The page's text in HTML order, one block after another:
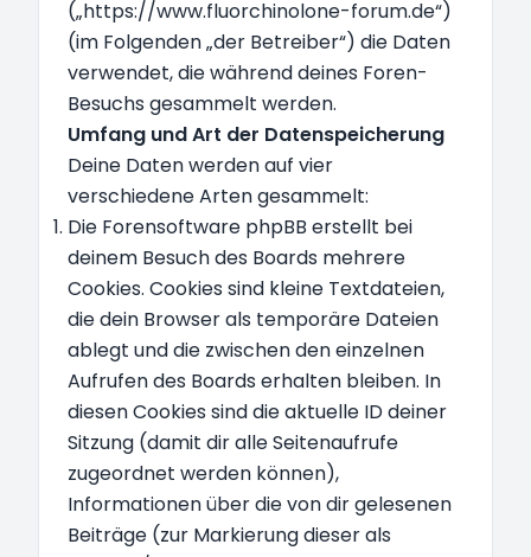
(„https://www.fluorchinolone-forum.de“)
(im Folgenden „der Betreiber“) die Daten
verwendet, die während deines Foren-
Besuchs gesammelt werden.
Umfang und Art der Datenspeicherung
Deine Daten werden auf vier
verschiedene Arten gesammelt:
Die Forensoftware phpBB erstellt bei
deinem Besuch des Boards mehrere
Cookies. Cookies sind kleine Textdateien,
die dein Browser als temporäre Dateien
ablegt und die zwischen den einzelnen
Aufrufen des Boards erhalten bleiben. In
diesen Cookies sind die aktuelle ID deiner
Sitzung (damit dir alle Seitenaufrufe
zugeordnet werden können),
Informationen über die von dir gelesenen
Beiträge (zur Markierung dieser als